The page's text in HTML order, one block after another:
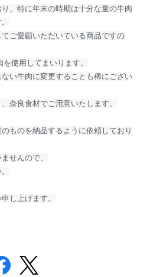
、特に年末の時期は十分な量の牛肉
ご愛顧いただいている商品ですの
使用してまいります。
い牛肉に変更することも稀にござい
奈良食材でご用意いたします。
ものを納品するように依頼しており
せんので、
し上げます。